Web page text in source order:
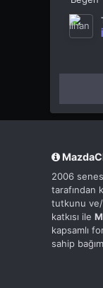
2006
tarafından
tutkunu
katkısı ile
kapsamlı
sahip